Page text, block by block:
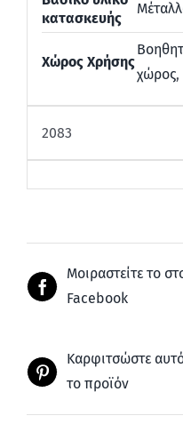
κατασκευής
Χώρος Χρήσης
χώρος,
2083
Μοιραστείτε το
Facebook
Καρφιτσώστε
το προϊόν